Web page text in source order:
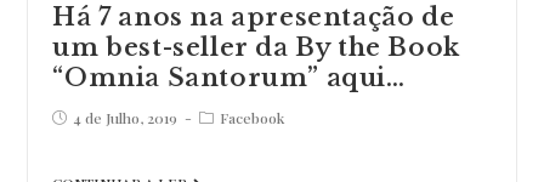
Há 7 anos na apresentação de
um best-seller da By the Book
“Omnia Santorum” aqui…
Post4 de Julho, 2019
PostFacebook